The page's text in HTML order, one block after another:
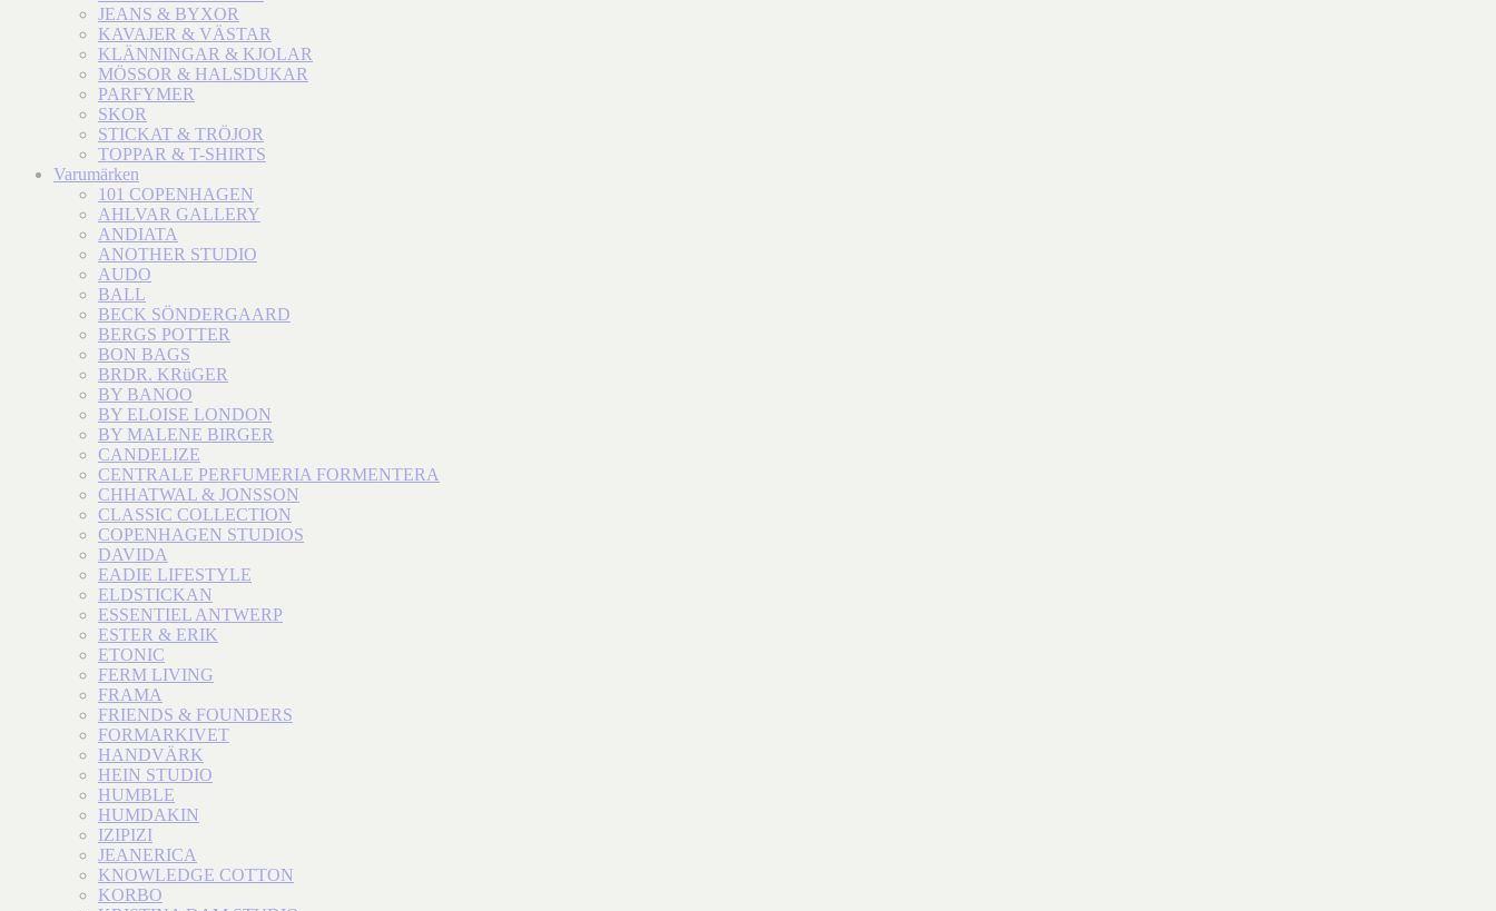
JEANS & BYXOR
KAVAJER & VÄSTAR
KLÄNNINGAR & KJOLAR
MÖSSOR & HALSDUKAR
PARFYMER
SKOR
STICKAT & TRÖJOR
TOPPAR & T-SHIRTS
Varumärken
101 COPENHAGEN
AHLVAR GALLERY
ANDIATA
ANOTHER STUDIO
AUDO
BALL
BECK SÖNDERGAARD
BERGS POTTER
BON BAGS
BRDR. KRüGER
BY BANOO
BY ELOISE LONDON
BY MALENE BIRGER
CANDELIZE
CENTRALE PERFUMERIA FORMENTERA
CHHATWAL & JONSSON
CLASSIC COLLECTION
COPENHAGEN STUDIOS
DAVIDA
EADIE LIFESTYLE
ELDSTICKAN
ESSENTIEL ANTWERP
ESTER & ERIK
ETONIC
FERM LIVING
FRAMA
FRIENDS & FOUNDERS
FORMARKIVET
HANDVÄRK
HEIN STUDIO
HUMBLE
HUMDAKIN
IZIPIZI
JEANERICA
KNOWLEDGE COTTON
KORBO